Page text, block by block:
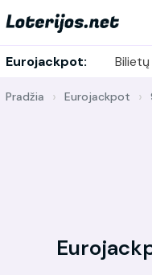
Eurojackpot:
Pradžia Eurojackpot